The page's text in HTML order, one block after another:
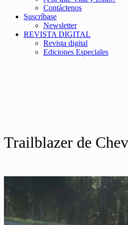
Contáctenos
Suscríbase
Newsletter
REVISTA DIGITAL
Revista digital
Ediciones Especiales
Trailblazer de